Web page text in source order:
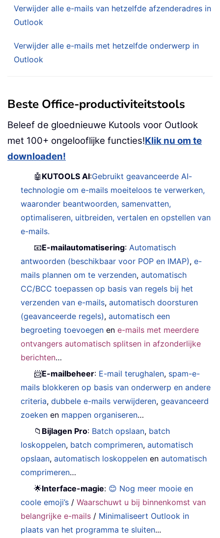
Verwijder alle e-mails van hetzelfde afzenderadres in
Outlook
Verwijder alle e-mails met hetzelfde onderwerp in
Outlook
Beste Office-productiviteitstools
Beleef de gloednieuwe Kutools voor Outlook
met 100+ ongelooflijke functies!Klik nu om te
downloaden!
🤖 KUTOOLS AI:Gebruikt geavanceerde AI-
technologie om e-mails moeiteloos te verwerken,
waaronder beantwoorden, samenvatten,
optimaliseren, uitbreiden, vertalen en opstellen van
e-mails.
📧E-mailautomatisering: Automatisch
antwoorden (beschikbaar voor POP en IMAP),e-
mails plannen om te verzenden,automatisch
CC/BCC toepassen op basis van regels bij het
verzenden van e-mails,automatisch doorsturen
(geavanceerde regels),automatisch een
begroeting toevoegen ene-mails met meerdere
ontvangers automatisch splitsen in afzonderlijke
berichten…
📨E-mailbeheer: E-mail terughalen, spam-e-
mails blokkeren op basis van onderwerp en andere
criteria,dubbele e-mails verwijderen,geavanceerd
zoeken en mappen organiseren…
📁 Bijlagen Pro: Batch opslaan, batch
loskoppelen, batch comprimeren,automatisch
opslaan,automatisch loskoppelen enautomatisch
comprimeren…
🌟Interface-magie: 😊 Nog meer mooie en
coole emoji’s /Waarschuwt u bij binnenkomst van
belangrijke e-mails / Minimaliseert Outlook in
plaats van het programma te sluiten...